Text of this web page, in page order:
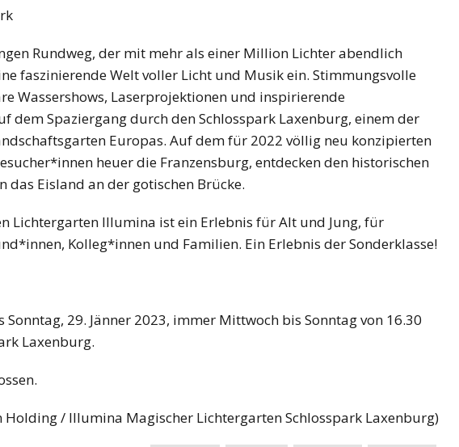
Rundweg, der mit mehr als einer Million Lichter abendlich
faszinierende Welt voller Licht und Musik ein. Stimmungsvolle
Wassershows, Laserprojektionen und inspirierende
dem Spaziergang durch den Schlosspark Laxenburg, einem der
Europas. Auf dem für 2022 völlig neu konzipierten
heuer die Franzensburg, entdecken den historischen
Eisland an der gotischen Brücke.
Lichtergarten Illumina ist ein Erlebnis für Alt und Jung, für
Kolleg*innen und Familien. Ein Erlebnis der Sonderklasse!
29. Jänner 2023, immer Mittwoch bis Sonntag von 16.30
Laxenburg.
Holding / Illumina Magischer Lichtergarten Schlosspark Laxenburg)